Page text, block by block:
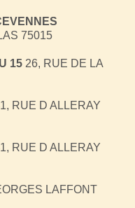
75015
15 26, RUE DE LA
RUE D ALLERAY
RUE D ALLERAY
LAFFONT